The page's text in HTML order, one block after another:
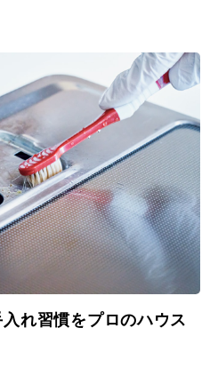
れ習慣をプロのハウス